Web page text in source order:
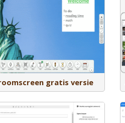
gratis versie
Met Adobe Express maak je eenvoudig
plaatjes, video’s en zogenaamde “web
stories” om weer elders te delen.